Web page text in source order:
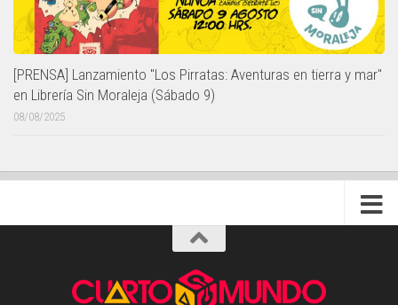
[PRENSA] Lanzamiento "Los Pirratas: Aventuras en tierra y mar"
en Librería Sin Moraleja (Sábado 9)
08/08/2025